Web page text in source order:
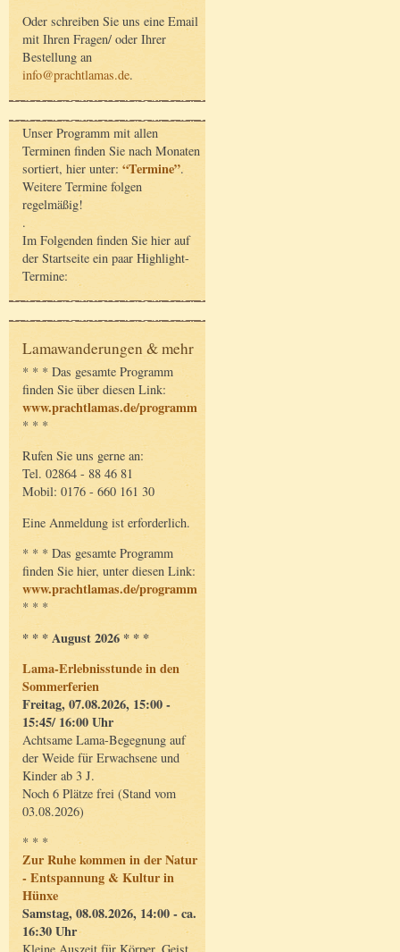
Oder schreiben Sie uns eine Email
mit Ihren Fragen/ oder Ihrer
Bestellung an
info@prachtlamas.de.
Unser Programm mit allen
Terminen finden Sie nach Monaten
sortiert, hier unter: “Termine”.
Weitere Termine folgen
regelmäßig!
.
Im Folgenden finden Sie hier auf
der Startseite ein paar Highlight-
Termine:
Lamawanderungen & mehr
* * * Das gesamte Programm
finden Sie über diesen Link:
www.prachtlamas.de/programm
* * *
Rufen Sie uns gerne an:
Tel. 02864 - 88 46 81
Mobil: 0176 - 660 161 30
Eine Anmeldung ist erforderlich.
* * * Das gesamte Programm
finden Sie hier, unter diesen Link:
www.prachtlamas.de/programm
* * *
* * * August 2026 * * *
Lama-Erlebnisstunde in den
Sommerferien
Freitag, 07.08.2026, 15:00 -
15:45/ 16:00 Uhr
Achtsame Lama-Begegnung auf
der Weide für Erwachsene und
Kinder ab 3 J.
Noch 6 Plätze frei (Stand vom
03.08.2026)
* * *
Zur Ruhe kommen in der Natur
- Entspannung & Kultur in
Hünxe
Samstag, 08.08.2026, 14:00 - ca.
16:30 Uhr